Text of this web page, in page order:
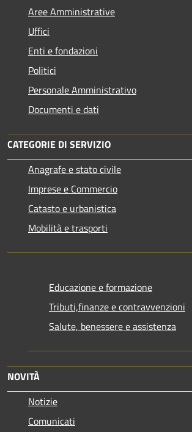
Aree Amministrative
Uffici
Enti e fondazioni
Politici
Personale Amministrativo
Documenti e dati
CATEGORIE DI SERVIZIO
Anagrafe e stato civile
Imprese e Commercio
Catasto e urbanistica
Mobilità e trasporti
Educazione e formazione
Tributi,finanze e contravvenzioni
Salute, benessere e assistenza
NOVITÀ
Notizie
Comunicati